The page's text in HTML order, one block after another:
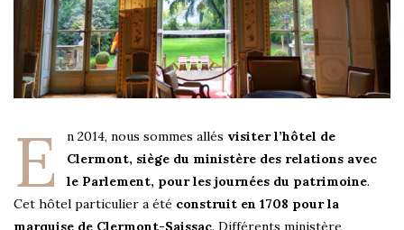
E n 2014, nous sommes allés visiter l’hôtel de
Clermont, siège du ministère des relations avec
le Parlement, pour les journées du patrimoine.
Cet hôtel particulier a été construit en 1708 pour la
marquise de Clermont-Saissac. Différents ministère